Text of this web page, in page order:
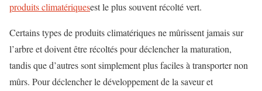
produits climatériquesest le plus souvent récolté vert.
Certains types de produits climatériques ne mûrissent jamais sur
l’arbre et doivent être récoltés pour déclencher la maturation,
tandis que d’autres sont simplement plus faciles à transporter non
mûrs. Pour déclencher le développement de la saveur et